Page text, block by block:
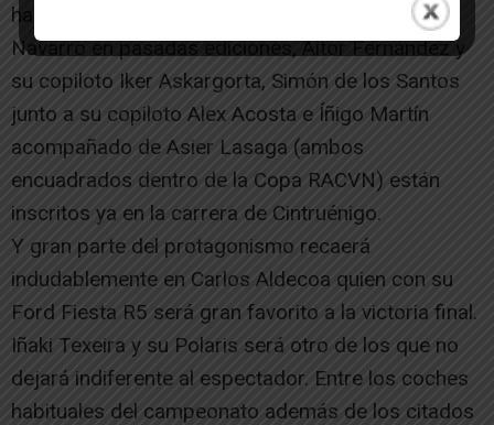
ha estado cerca de proclamarse Campeón
Navarro en pasadas ediciones, Aitor Fernández y
su copiloto Iker Askargorta, Simón de los Santos
junto a su copiloto Alex Acosta e Íñigo Martín
acompañado de Asier Lasaga (ambos
encuadrados dentro de la Copa RACVN) están
inscritos ya en la carrera de Cintruénigo.
Y gran parte del protagonismo recaerá
indudablemente en Carlos Aldecoa quien con su
Ford Fiesta R5 será gran favorito a la victoria final.
Iñaki Texeira y su Polaris será otro de los que no
dejará indiferente al espectador. Entre los coches
habituales del campeonato además de los citados